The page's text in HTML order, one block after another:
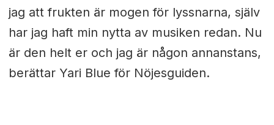
jag att frukten är mogen för lyssnarna, själv
har jag haft min nytta av musiken redan. Nu
är den helt er och jag är någon annanstans,
berättar Yari Blue för Nöjesguiden.